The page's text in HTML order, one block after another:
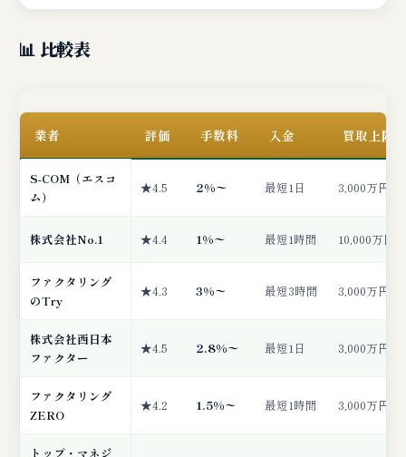
📊 比較表
業者 評価 手数料 入金 買取上限
S-COM（エスコ
ム）
★4.5 2%〜 最短1日 3,000万円
株式会社No.1 ★4.4 1%〜 最短1時間 10,000万円
ファクタリング
のTry
★4.3 3%〜 最短3時間 3,000万円
株式会社西日本
ファクター
★4.5 2.8%〜 最短1日 3,000万円
ファクタリング
ZERO
★4.2 1.5%〜 最短1時間 3,000万円
トップ・マネジ